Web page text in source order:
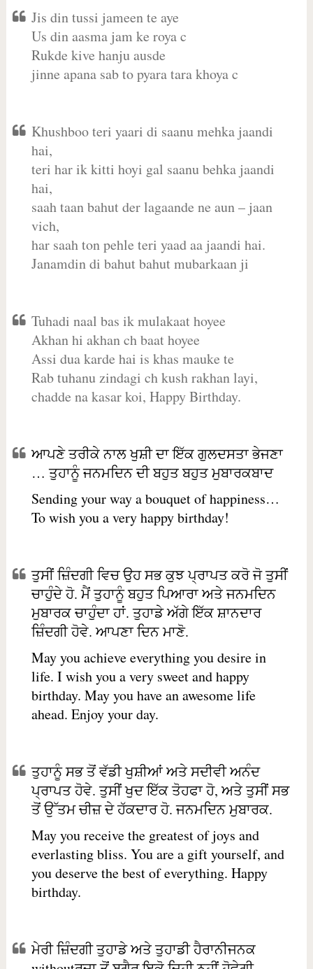
Jis din tussi jameen te aye
Us din aasma jam ke roya c
Rukde kive hanju ausde
jinne apana sab to pyara tara khoya c
Khushboo teri yaari di saanu mehka jaandi
hai,
teri har ik kitti hoyi gal saanu behka jaandi
hai,
saah taan bahut der lagaande ne aun – jaan
vich,
har saah ton pehle teri yaad aa jaandi hai.
Janamdin di bahut bahut mubarkaan ji
Tuhadi naal bas ik mulakaat hoyee
Akhan hi akhan ch baat hoyee
Assi dua karde hai is khas mauke te
Rab tuhanu zindagi ch kush rakhan layi,
chadde na kasar koi, Happy Birthday.
ਆਪਣੇ ਤਰੀਕੇ ਨਾਲ ਖੁਸ਼ੀ ਦਾ ਇੱਕ ਗੁਲਦਸਤਾ ਭੇਜਣਾ
… ਤੁਹਾਨੂੰ ਜਨਮਦਿਨ ਦੀ ਬਹੁਤ ਬਹੁਤ ਮੁਬਾਰਕਬਾਦ
Sending your way a bouquet of happiness…
To wish you a very happy birthday!
ਤੁਸੀਂ ਜ਼ਿੰਦਗੀ ਵਿਚ ਉਹ ਸਭ ਕੁਝ ਪ੍ਰਾਪਤ ਕਰੋ ਜੋ ਤੁਸੀਂ
ਚਾਹੁੰਦੇ ਹੋ. ਮੈਂ ਤੁਹਾਨੂੰ ਬਹੁਤ ਪਿਆਰਾ ਅਤੇ ਜਨਮਦਿਨ
ਮੁਬਾਰਕ ਚਾਹੁੰਦਾ ਹਾਂ. ਤੁਹਾਡੇ ਅੱਗੇ ਇੱਕ ਸ਼ਾਨਦਾਰ
ਜ਼ਿੰਦਗੀ ਹੋਵੇ. ਆਪਣਾ ਦਿਨ ਮਾਣੋ.
May you achieve everything you desire in
life. I wish you a very sweet and happy
birthday. May you have an awesome life
ahead. Enjoy your day.
ਤੁਹਾਨੂੰ ਸਭ ਤੋਂ ਵੱਡੀ ਖੁਸ਼ੀਆਂ ਅਤੇ ਸਦੀਵੀ ਅਨੰਦ
ਪ੍ਰਾਪਤ ਹੋਵੇ. ਤੁਸੀਂ ਖੁਦ ਇੱਕ ਤੋਹਫਾ ਹੋ, ਅਤੇ ਤੁਸੀਂ ਸਭ
ਤੋਂ ਉੱਤਮ ਚੀਜ਼ ਦੇ ਹੱਕਦਾਰ ਹੋ. ਜਨਮਦਿਨ ਮੁਬਾਰਕ.
May you receive the greatest of joys and
everlasting bliss. You are a gift yourself, and
you deserve the best of everything. Happy
birthday.
ਮੇਰੀ ਜ਼ਿੰਦਗੀ ਤੁਹਾਡੇ ਅਤੇ ਤੁਹਾਡੀ ਹੈਰਾਨੀਜਨਕ